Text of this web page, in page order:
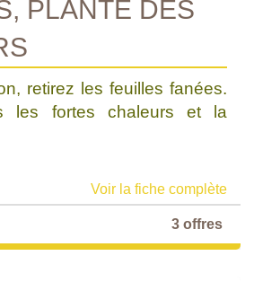
PLANTE DES
retirez les feuilles fanées.
les fortes chaleurs et la
Voir la fiche complète
3 offres